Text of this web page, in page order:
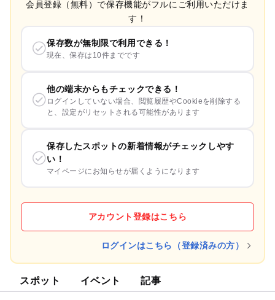
会員登録（無料）で保存機能がフルにご利用いただけま
す！
保存数が無制限で利用できる！
現在、保存は10件までです
他の端末からもチェックできる！
ログインしていない場合、閲覧履歴やCookieを削除する
と、設定がリセットされる可能性があります
保存したスポットの新着情報がチェックしやす
い！
マイページにお知らせが届くようになります
アカウント登録はこちら
ログインはこちら（登録済みの方）
スポット イベント 記事